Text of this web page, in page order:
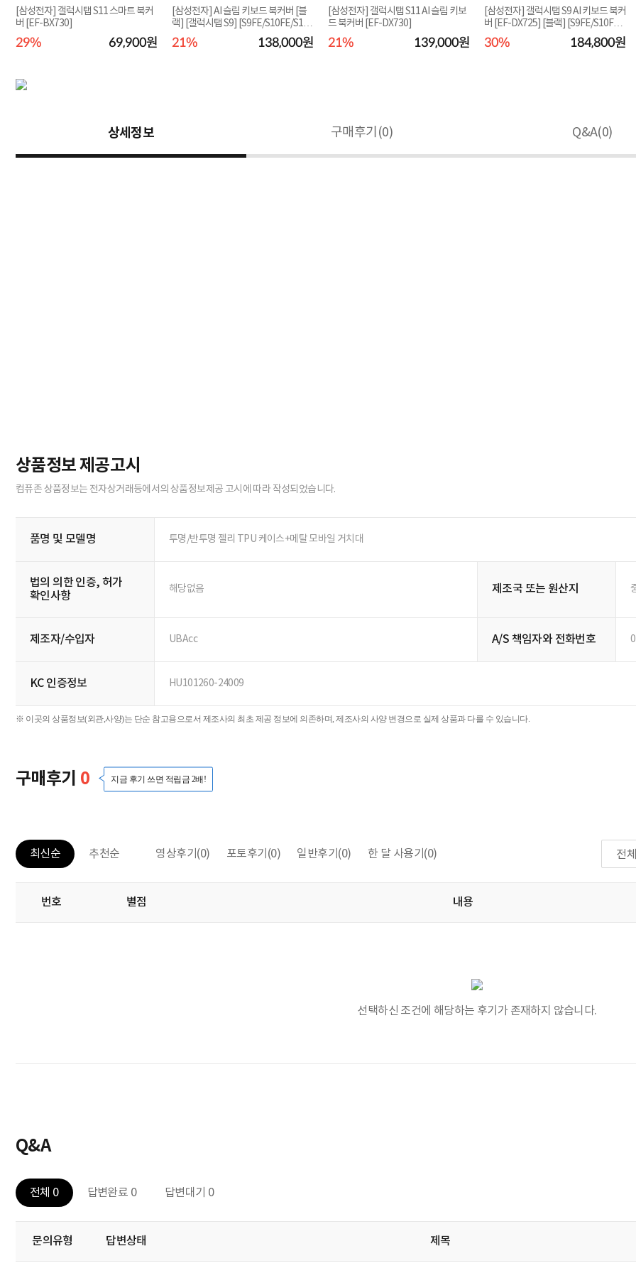
[삼성전자] 갤럭시탭 S11 스마트 북커
버 [EF-BX730]
29% 69,900원
[삼성전자] AI 슬림 키보드 북커버 [블
랙] [갤럭시탭 S9] [S9FE/S10FE/S10
라이트 호환...
21% 138,000원
[삼성전자] 갤럭시탭 S11 AI 슬림 키보
드 북커버 [EF-DX730]
21% 139,000원
[삼성전자] 갤럭시탭 S9 AI 키보드 북커
버 [EF-DX725] [블랙] [S9FE/S10FE/
S10라이트...
30% 184,800원
상세정보 구매후기(0) Q&A(0)
상품정보 제공고시
컴퓨존 상품정보는 전자상거래등에서의 상품정보제공 고시에 따라 작성되었습니다.
품명 및 모델명 투명/반투명 젤리 TPU 케이스+메탈 모바일 거치대
법의 의한 인증, 허가
확인사항
해당없음 제조국 또는 원산지
제조자/수입자 UBAcc A/S 책임자와 전화번호
KC 인증정보 HU101260-24009
※ 이곳의 상품정보(외관,사양)는 단순 참고용으로서 제조사의 최초 제공 정보에 의존하며, 제조사의 사양 변경으로 실제 상품과 다를 수 있습니다.
구매후기 0 지금 후기 쓰면 적립금 2배!
최신순 추천순 영상후기 (0) 포토후기 (0) 일반후기 (0) 한 달 사용기 (0) 전
번호 별점 내용
선택하신 조건에 해당하는 후기가 존재하지 않습니다.
Q&A
전체 0 답변완료 0 답변대기 0
문의유형 답변상태 제목